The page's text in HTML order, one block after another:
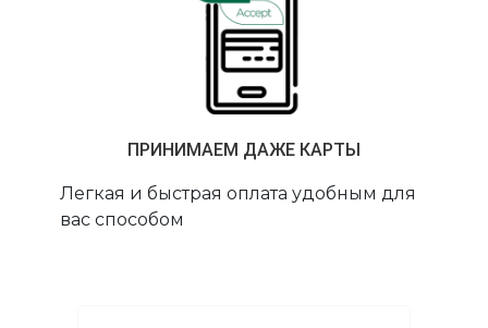
ПРИНИМАЕМ ДАЖЕ КАРТЫ
Легкая и быстрая оплата удобным для
вас способом